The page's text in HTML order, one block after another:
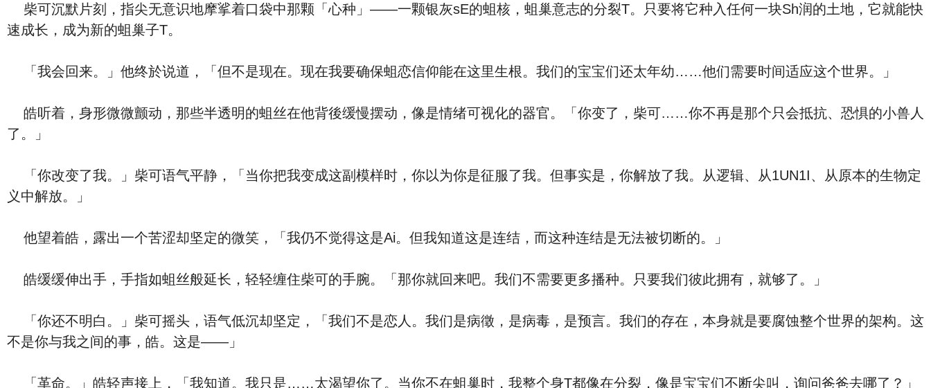
柴可沉默片刻，指尖无意识地摩挲着口袋中那颗「心种」——一颗银灰sE的蛆核，蛆巢意志的分裂T。只要将它种入任何一块Sh润的土地，它就能快
速成长，成为新的蛆巢子T。
「我会回来。」他终於说道，「但不是现在。现在我要确保蛆恋信仰能在这里生根。我们的宝宝们还太年幼……他们需要时间适应这个世界。」
皓听着，身形微微颤动，那些半透明的蛆丝在他背後缓慢摆动，像是情绪可视化的器官。「你变了，柴可……你不再是那个只会抵抗、恐惧的小兽人
了。」
「你改变了我。」柴可语气平静，「当你把我变成这副模样时，你以为你是征服了我。但事实是，你解放了我。从逻辑、从1UN1I、从原本的生物定
义中解放。」
他望着皓，露出一个苦涩却坚定的微笑，「我仍不觉得这是Ai。但我知道这是连结，而这种连结是无法被切断的。」
皓缓缓伸出手，手指如蛆丝般延长，轻轻缠住柴可的手腕。「那你就回来吧。我们不需要更多播种。只要我们彼此拥有，就够了。」
「你还不明白。」柴可摇头，语气低沉却坚定，「我们不是恋人。我们是病徵，是病毒，是预言。我们的存在，本身就是要腐蚀整个世界的架构。这
不是你与我之间的事，皓。这是——」
「革命。」皓轻声接上，「我知道。我只是……太渴望你了。当你不在蛆巢时，我整个身T都像在分裂，像是宝宝们不断尖叫，询问爸爸去哪了？」